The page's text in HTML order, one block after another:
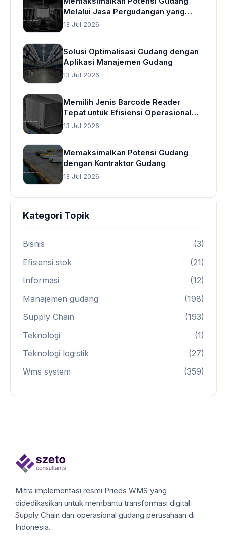
Melalui Jasa Pergudangan yang
Cerdas
13 Jul 2026
Solusi Optimalisasi Gudang dengan
Aplikasi Manajemen Gudang
13 Jul 2026
Memilih Jenis Barcode Reader
Tepat untuk Efisiensi Operasional
Gudang
13 Jul 2026
Memaksimalkan Potensi Gudang
dengan Kontraktor Gudang
13 Jul 2026
Kategori Topik
Bisnis
(3)
Efisiensi stok
(21)
Informasi
(12)
Manajemen gudang
(198)
Supply Chain
(193)
Teknologi
(1)
Teknologi logistik
(27)
Wms system
(359)
Mitra implementasi resmi Prieds WMS yang
didedikasikan untuk membantu transformasi digital
Supply Chain dan operasional gudang perusahaan di
Indonesia.